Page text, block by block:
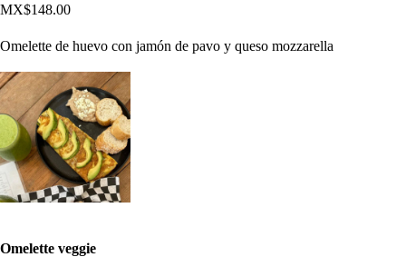
MX$148.00
Omelette de huevo con jamón de pavo y queso mozzarella
Omelette veggie